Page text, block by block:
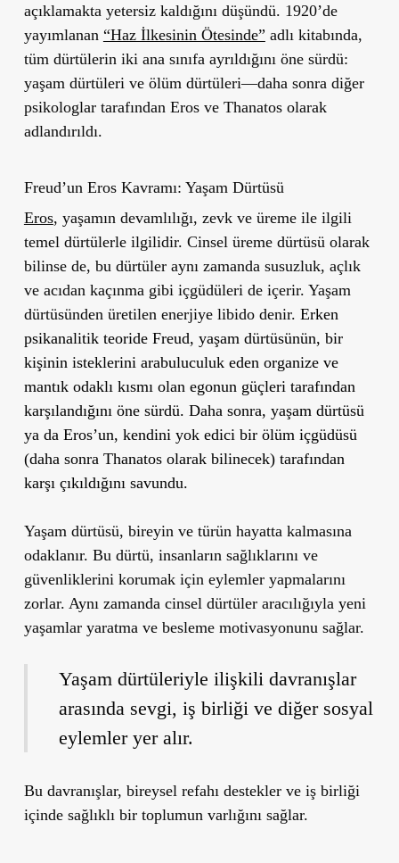
açıklamakta yetersiz kaldığını düşündü. 1920’de
yayımlanan “Haz İlkesinin Ötesinde” adlı kitabında,
tüm dürtülerin iki ana sınıfa ayrıldığını öne sürdü:
yaşam dürtüleri ve ölüm dürtüleri—daha sonra diğer
psikologlar tarafından Eros ve Thanatos olarak
adlandırıldı.
Freud’un Eros Kavramı: Yaşam Dürtüsü
Eros, yaşamın devamlılığı, zevk ve üreme ile ilgili
temel dürtülerle ilgilidir. Cinsel üreme dürtüsü olarak
bilinse de, bu dürtüler aynı zamanda susuzluk, açlık
ve acıdan kaçınma gibi içgüdüleri de içerir. Yaşam
dürtüsünden üretilen enerjiye libido denir. Erken
psikanalitik teoride Freud, yaşam dürtüsünün, bir
kişinin isteklerini arabuluculuk eden organize ve
mantık odaklı kısmı olan egonun güçleri tarafından
karşılandığını öne sürdü. Daha sonra, yaşam dürtüsü
ya da Eros’un, kendini yok edici bir ölüm içgüdüsü
(daha sonra Thanatos olarak bilinecek) tarafından
karşı çıkıldığını savundu.
Yaşam dürtüsü, bireyin ve türün hayatta kalmasına
odaklanır. Bu dürtü, insanların sağlıklarını ve
güvenliklerini korumak için eylemler yapmalarını
zorlar. Aynı zamanda cinsel dürtüler aracılığıyla yeni
yaşamlar yaratma ve besleme motivasyonunu sağlar.
Yaşam dürtüleriyle ilişkili davranışlar
arasında sevgi, iş birliği ve diğer sosyal
eylemler yer alır.
Bu davranışlar, bireysel refahı destekler ve iş birliği
içinde sağlıklı bir toplumun varlığını sağlar.